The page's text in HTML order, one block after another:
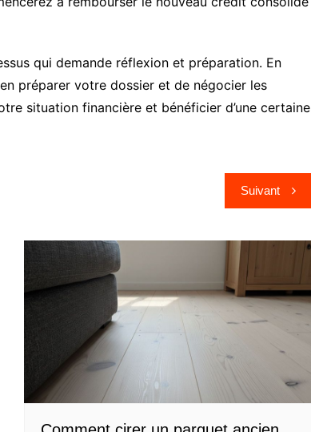
qui demande réflexion et préparation. En
préparer votre dossier et de négocier les
situation financière et bénéficier d’une certaine
Suivant